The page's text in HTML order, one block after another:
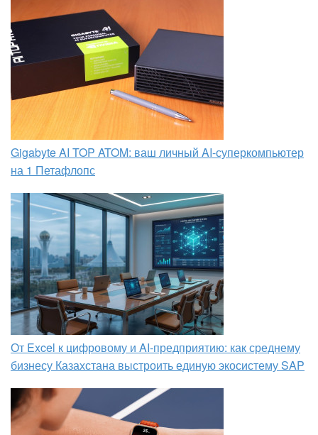
Gigabyte AI TOP ATOM: ваш личный AI-суперкомпьютер
на 1 Петафлопс
От Excel к цифровому и AI‑предприятию: как среднему
бизнесу Казахстана выстроить единую экосистему SAP